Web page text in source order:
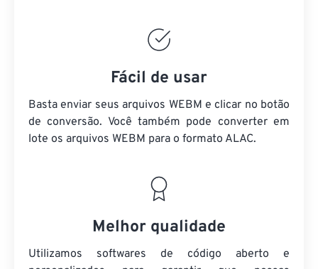
Fácil de usar
Basta enviar seus arquivos WEBM e clicar no botão
de conversão. Você também pode converter em
lote os arquivos WEBM para o formato ALAC.
Melhor qualidade
Utilizamos softwares de código aberto e